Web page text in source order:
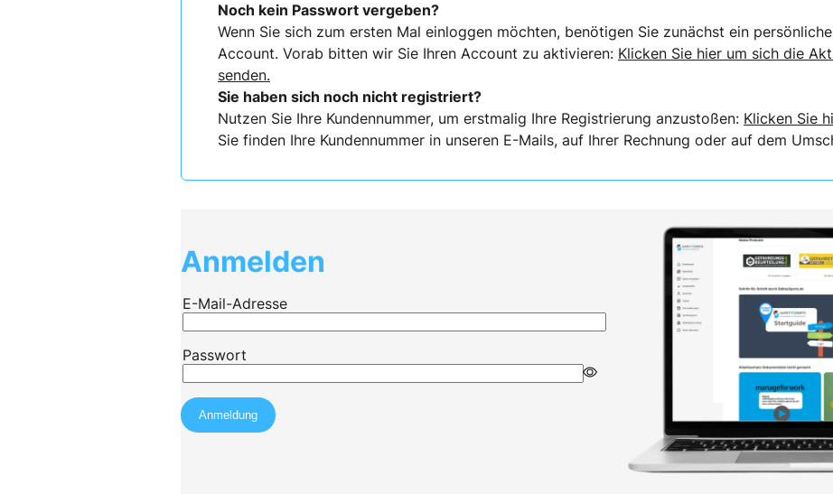
Noch kein Passwort vergeben?
Wenn Sie sich zum ersten Mal einloggen möchten, benötigen Sie zunächst ein
Account. Vorab bitten wir Sie Ihren Account zu aktivieren: Klicken Sie hier um sich die
senden.
Sie haben sich noch nicht registriert?
Nutzen Sie Ihre Kundennummer, um erstmalig Ihre Registrierung anzustoßen: Klicken Sie
Sie finden Ihre Kundennummer in unseren E-Mails, auf Ihrer Rechnung oder auf dem
Anmelden